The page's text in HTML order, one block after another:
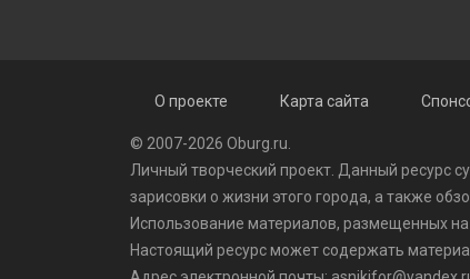
О проекте Карта сайта
© 2007-2026 Oburg.ru.
Личный творческий проект. Данный ресурс
зарисовки о жизни этого города, а также
Использование материалов, размещенных на
Настоящий ресурс может содержать